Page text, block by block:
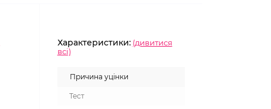
Характеристики: (дивитися
всі)
Причина уцінки
Тест